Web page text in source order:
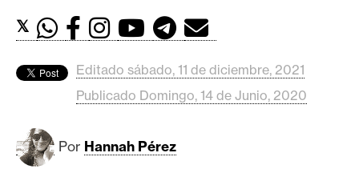
M
a
𝕏
Editado sábado, 11 de diciembre, 2021
Publicado Domingo, 14 de Junio, 2020
Por Hannah Pérez